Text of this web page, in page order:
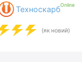
ТехноскарбOnline
(як новий)